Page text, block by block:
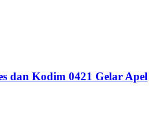
dan Kodim 0421 Gelar Apel